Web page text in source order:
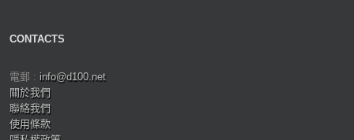
CONTACTS
電郵 : info@d100.net
關於我們
聯絡我們
使用條款